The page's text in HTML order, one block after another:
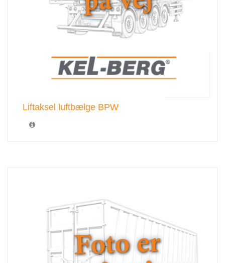
Liftaksel luftbælge BPW